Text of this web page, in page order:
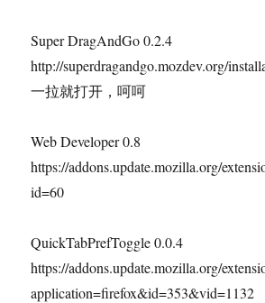
Super DragAndGo 0.2.4
http://superdragandgo.mozdev.org/
一拉就打开，呵呵
Web Developer 0.8
https://addons.update.mozilla.org/
id=60
QuickTabPrefToggle 0.0.4
https://addons.update.mozilla.org/
application=firefox&id=353&vid=1132